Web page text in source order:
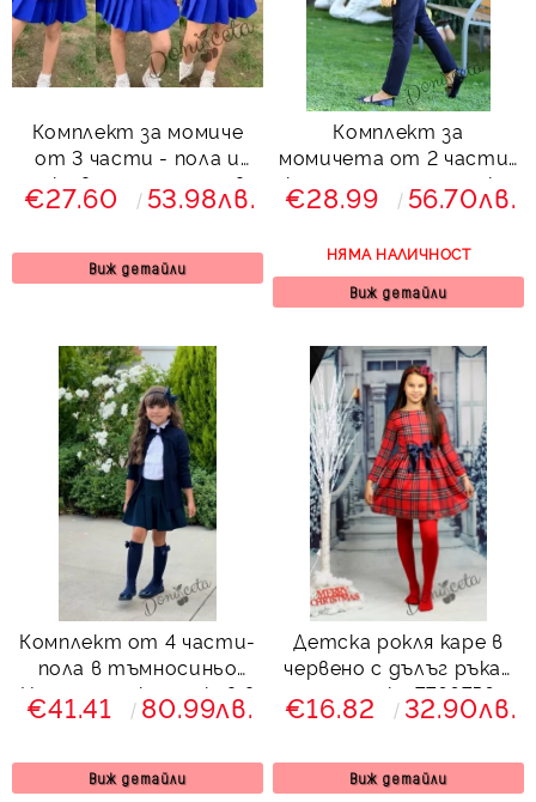
Комплект за момиче
от 3 части - пола и
сако в синьо и риза в
бяло Патрисия
€27.60 53.98лв.
Виж детайли
Комплект за
момичета от 2 части-
клин-панталон и сако
в тъмносиньо
€28.99 56.70лв.
НЯМА НАЛИЧНОСТ
Виж детайли
Комплект от 4 части-
пола в тъмносиньо
Ния, риза с къс ръкав в
бяло с къдрички,
€41.41 80.99лв.
Виж детайли
Детска рокля каре в
червено с дълъг ръкав
с панделка 7766756
€16.82 32.90лв.
Виж детайли